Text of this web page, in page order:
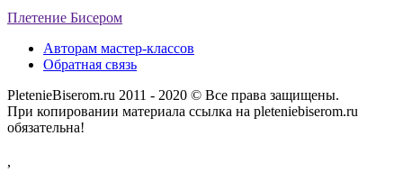
Плетение Бисером
Авторам мастер-классов
Обратная связь
PletenieBiserom.ru 2011 - 2020 © Все права защищены.
При копировании материала ссылка на pleteniebiserom.ru
обязательна!
,